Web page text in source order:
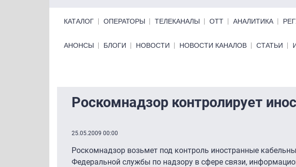
КАТАЛОГ ОПЕРАТОРЫ ТЕЛЕКАНАЛЫ ОТТ АНАЛИТИКА
Primary links bottom
АНОНСЫ БЛОГИ НОВОСТИ НОВОСТИ КАНАЛОВ СТАТЬИ
Роскомнадзор контролирует
25.05.2009 00:00
Роскомнадзор возьмет под контроль иностранные
Федеральной службы по надзору в сфере связи,